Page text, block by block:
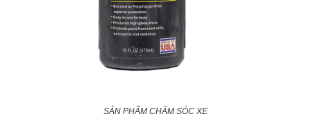
SẢN PHẨM CHĂM SÓC XE